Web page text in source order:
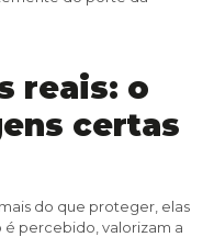
reais: o
certas
do que proteger, elas
percebido, valorizam a